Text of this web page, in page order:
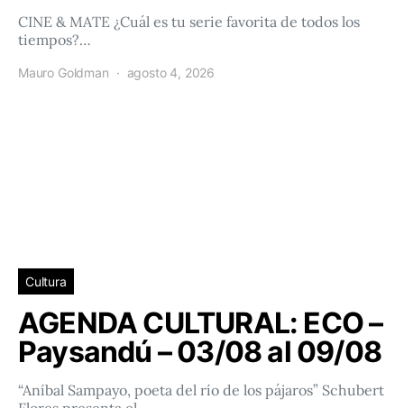
CINE & MATE ¿Cuál es tu serie favorita de todos los
tiempos?…
Mauro Goldman agosto 4, 2026
Cultura
AGENDA CULTURAL: ECO –
Paysandú – 03/08 al 09/08
“Aníbal Sampayo, poeta del río de los pájaros” Schubert